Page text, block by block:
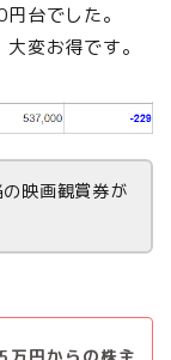
台でした。
変お得です。
映画観賞券が